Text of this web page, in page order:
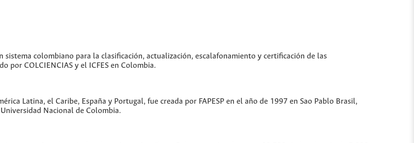
sistema colombiano para la clasificación, actualización, escalafonamiento y certificación de las
por COLCIENCIAS y el ICFES en Colombia.
Latina, el Caribe, España y Portugal, fue creada por FAPESP en el año de 1997 en Sao Pablo Brasil,
Nacional de Colombia.